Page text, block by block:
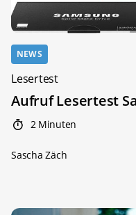
NEWS
Lesertest
Aufruf Lesertest
2 Minuten
Sascha Zäch